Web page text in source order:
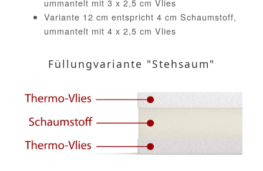
Variante 12 cm entspricht 4 cm Schaumstoff,
ummantelt mit 4 x 2,5 cm Vlies
Füllungvariante "Stehsaum"